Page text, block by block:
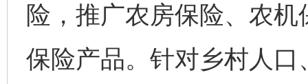
险，推广农房保险、农
保险产品。针对乡村人